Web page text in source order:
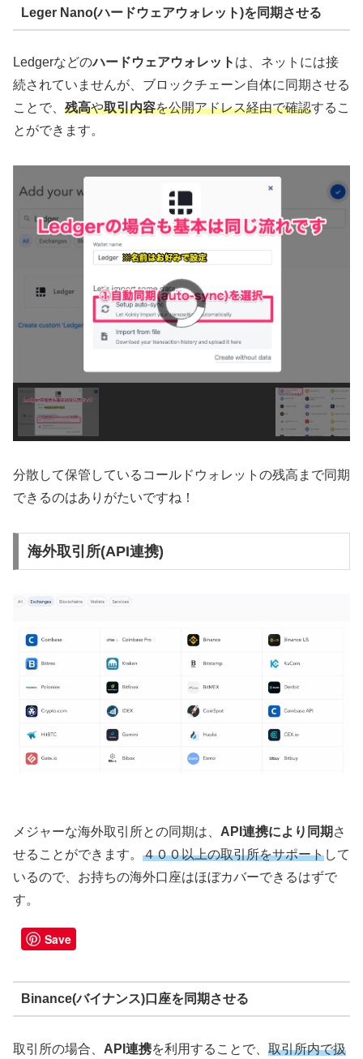
Leger Nano(ハードウェアウォレット)を同期させる
Ledgerなどのハードウェアウォレット は、ネットには接
続されていませんが、ブロックチェーン自体に同期させる
ことで、 残高や取引内容を公開アドレス経由で確認するこ
とができます。
分散して保管しているコールドウォレットの残高まで同期
できるのはありがたいですね！
海外取引所(API連携)
メジャーな海外取引所との同期は、 API連携により同期 さ
せることができます。 ４００以上の取引所をサポートして
いるので、お持ちの海外口座はほぼカバーできるはずで
す。
Binance(バイナンス)口座を同期させる
取引所の場合、 API連携を利用することで、 取引所内で扱
Save